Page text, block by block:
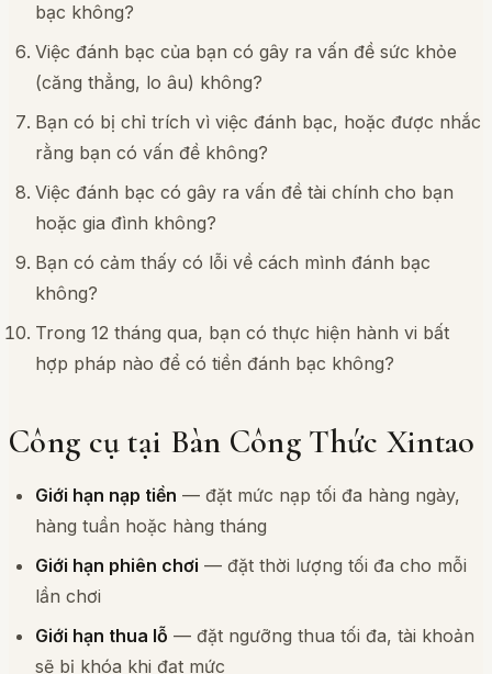
bạc không?
Việc đánh bạc của bạn có gây ra vấn đề sức khỏe
(căng thẳng, lo âu) không?
Bạn có bị chỉ trích vì việc đánh bạc, hoặc được nhắc
rằng bạn có vấn đề không?
Việc đánh bạc có gây ra vấn đề tài chính cho bạn
hoặc gia đình không?
Bạn có cảm thấy có lỗi về cách mình đánh bạc
không?
Trong 12 tháng qua, bạn có thực hiện hành vi bất
hợp pháp nào để có tiền đánh bạc không?
Công cụ tại Bàn Công Thức Xintao
Giới hạn nạp tiền — đặt mức nạp tối đa hàng ngày,
hàng tuần hoặc hàng tháng
Giới hạn phiên chơi — đặt thời lượng tối đa cho mỗi
lần chơi
Giới hạn thua lỗ — đặt ngưỡng thua tối đa, tài khoản
sẽ bị khóa khi đạt mức